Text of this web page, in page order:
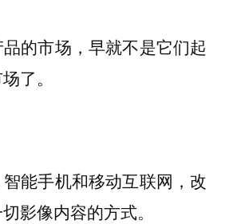
的市场，早就不是它们起
了。
能手机和移动互联网，改
影像内容的方式。